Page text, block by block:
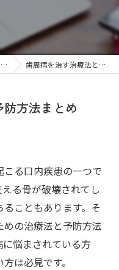
歯周病を治す治療法と予防方法まとめ
方法まとめ
る口内疾患の一つで
る骨が破壊されてし
こともあります。そ
の治療法と予防方法
悩まされている方
は必見です。